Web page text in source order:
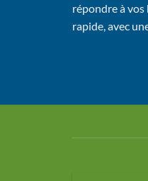
répondre à
rapide, avec